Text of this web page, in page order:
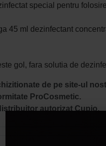
special pentru
45 ml dezinfectant
gol, fara solutia de
de pe site-ul
ProCosmetic.
autorizat Cupio.